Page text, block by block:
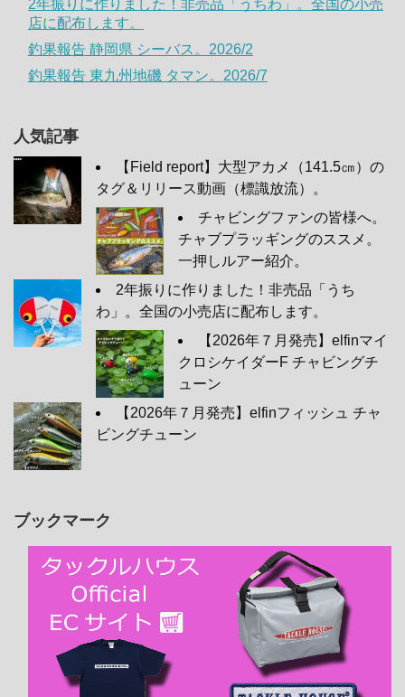
2年振りに作りました！非売品「うちわ」。全国の小売
店に配布します。
釣果報告 静岡県 シーバス。2026/2
釣果報告 東九州地磯 タマン。2026/7
人気記事
【Field report】大型アカメ（141.5㎝）の
タグ＆リリース動画（標識放流）。
チャビングファンの皆様へ。
チャブプラッギングのススメ。
一押しルアー紹介。
2年振りに作りました！非売品「うち
わ」。全国の小売店に配布します。
【2026年７月発売】elfinマイ
クロシケイダーF チャビングチ
ューン
【2026年７月発売】elfinフィッシュ チャ
ビングチューン
ブックマーク